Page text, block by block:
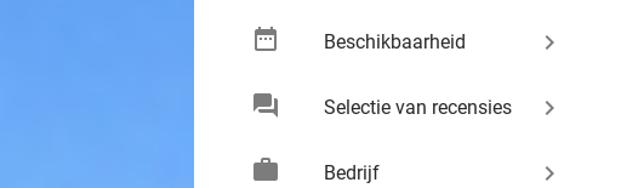
date_range Beschikbaarheid keyboard_arrow_right
chat Selectie van recensies keyboard_arrow_right
work Bedrijf keyboard_arrow_right